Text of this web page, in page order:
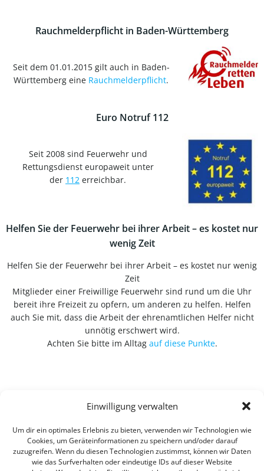
Einwilligung verwalten
Um dir ein optimales Erlebnis zu bieten, verwenden wir Technologien wie
Cookies, um Geräteinformationen zu speichern und/oder darauf
zuzugreifen. Wenn du diesen Technologien zustimmst, können wir Daten
wie das Surfverhalten oder eindeutige IDs auf dieser Website
Rauchmelderpflicht in Baden-Württemberg
Seit dem 01.01.2015 gilt auch in Baden-
Württemberg eine Rauchmelderpflicht.
Euro Notruf 112
Seit 2008 sind Feuerwehr und
Rettungsdienst europaweit unter
der 112 erreichbar.
Helfen Sie der Feuerwehr bei ihrer Arbeit – es kostet nur
wenig Zeit
Helfen Sie der Feuerwehr bei ihrer Arbeit – es kostet nur wenig
Zeit
Mitglieder einer Freiwillige Feuerwehr sind rund um die Uhr
bereit ihre Freizeit zu opfern, um anderen zu helfen. Helfen
auch Sie mit, dass die Arbeit der ehrenamtlichen Helfer nicht
unnötig erschwert wird.
Achten Sie bitte im Alltag auf diese Punkte.